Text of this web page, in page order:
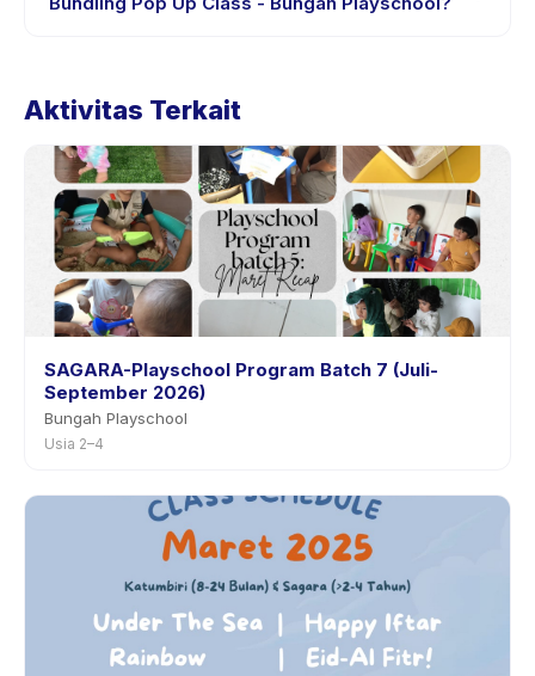
tertera pada halaman aktivitas di aplikasi. Kebanyakan
pemberitahuan sebelumnya.
Aktivitas Terkait
SAGARA-Playschool Program Batch 7 (Juli-
September 2026)
Bungah Playschool
Usia 2–4